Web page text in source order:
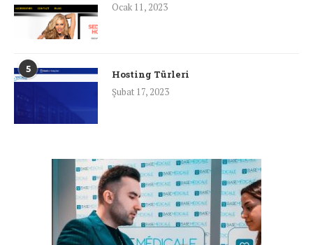
Ocak 11, 2023
5
Hosting Türleri
Şubat 17, 2023